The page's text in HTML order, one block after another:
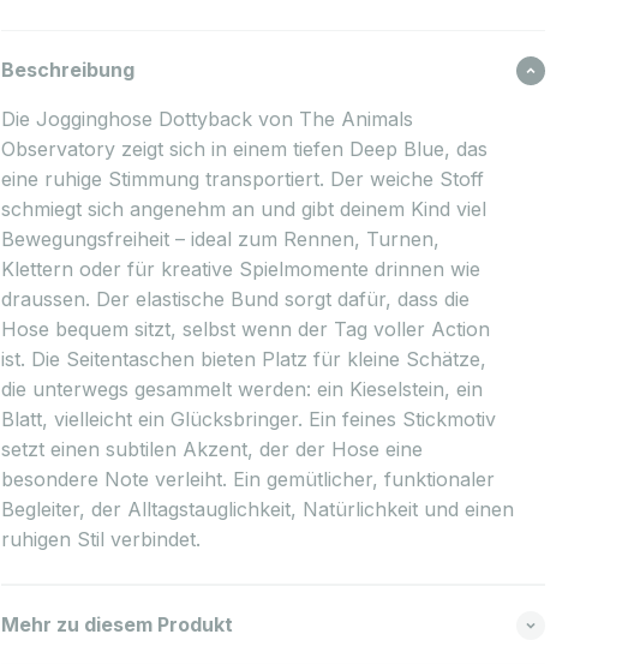
Beschreibung
Die Jogginghose Dottyback von The Animals
Observatory zeigt sich in einem tiefen Deep Blue, das
eine ruhige Stimmung transportiert. Der weiche Stoff
schmiegt sich angenehm an und gibt deinem Kind viel
Bewegungsfreiheit – ideal zum Rennen, Turnen,
Klettern oder für kreative Spielmomente drinnen wie
draussen. Der elastische Bund sorgt dafür, dass die
Hose bequem sitzt, selbst wenn der Tag voller Action
ist. Die Seitentaschen bieten Platz für kleine Schätze,
die unterwegs gesammelt werden: ein Kieselstein, ein
Blatt, vielleicht ein Glücksbringer. Ein feines Stickmotiv
setzt einen subtilen Akzent, der der Hose eine
besondere Note verleiht. Ein gemütlicher, funktionaler
Begleiter, der Alltagstauglichkeit, Natürlichkeit und einen
ruhigen Stil verbindet.
Mehr zu diesem Produkt